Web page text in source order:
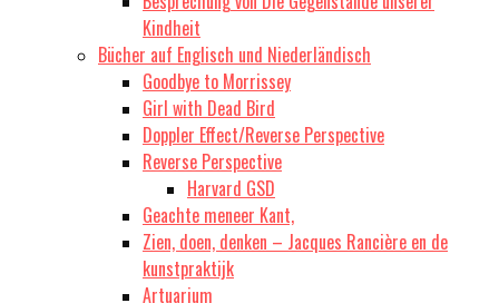
Kindheit
Bücher auf Englisch und Niederländisch
Goodbye to Morrissey
Girl with Dead Bird
Doppler Effect/Reverse Perspective
Reverse Perspective
Harvard GSD
Geachte meneer Kant,
Zien, doen, denken – Jacques Rancière en de
kunstpraktijk
Artuarium